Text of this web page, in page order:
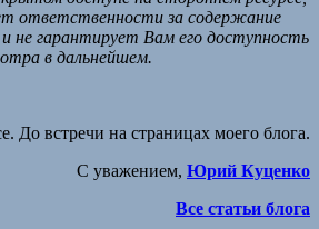
ответственности за содержание
и не гарантирует Вам его доступность
в дальнейшем.
До встречи на страницах моего блога.
С уважением, Юрий Куценко
Все статьи блога